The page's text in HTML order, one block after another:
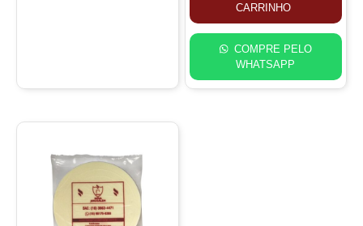
CARRINHO
COMPRE PELO
WHATSAPP